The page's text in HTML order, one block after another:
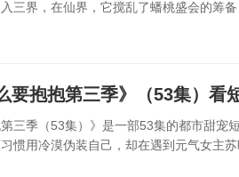
三界，在仙界，它搅乱了蟠桃盛会的筹
要抱抱第三季》（53集）看
三季（53集）》是一部53集的都市甜宠
惯用冷漠伪装自己，却在遇到元气女主